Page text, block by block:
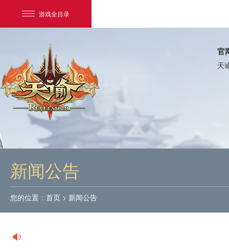
游戏全目录
网易游戏
我的足迹：
官
天
新闻公告
您的位置： 首页 > 新闻公告